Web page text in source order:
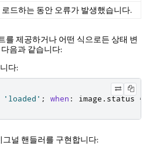
드하는 동안 오류가 발생했습니다.
를 제공하거나 어떤 식으로든 상태 변
음과 같습니다:
다:
'loaded' ; when : image . status ==
그널 핸들러를 구현합니다: